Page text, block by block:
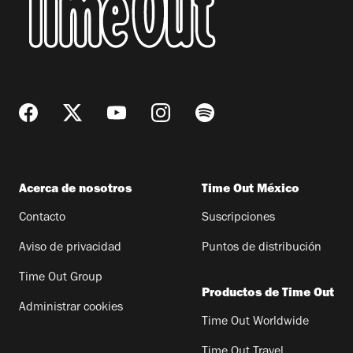
Acerca de nosotros
Contacto
Aviso de privacidad
Time Out Group
Administrar cookies
Time Out México
Suscripciones
Puntos de distribución
Productos de Time Out
Time Out Worldwide